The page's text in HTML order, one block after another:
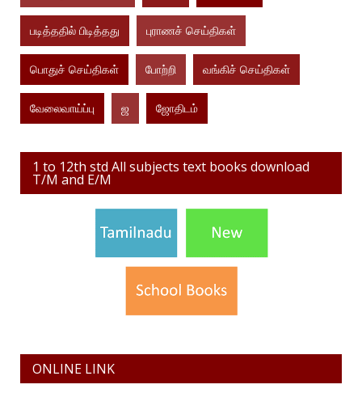
படித்ததில் பிடித்தது புராணச் செய்திகள்
பொதுச் செய்திகள் போற்றி வங்கிச் செய்திகள்
வேலைவாய்ப்பு ஜ ஜோதிடம்
1 to 12th std All subjects text books download
T/M and E/M
ONLINE LINK